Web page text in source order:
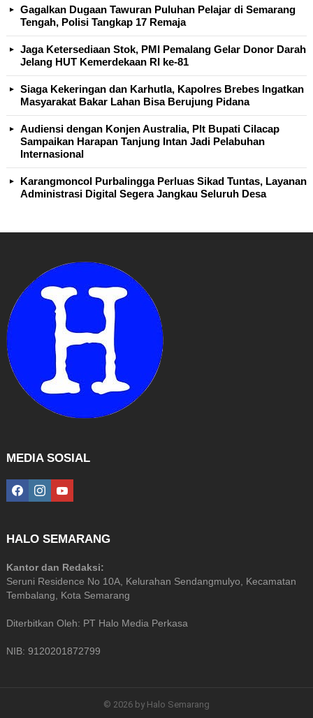
Gagalkan Dugaan Tawuran Puluhan Pelajar di Semarang
Tengah, Polisi Tangkap 17 Remaja
Jaga Ketersediaan Stok, PMI Pemalang Gelar Donor Darah
Jelang HUT Kemerdekaan RI ke-81
Siaga Kekeringan dan Karhutla, Kapolres Brebes Ingatkan
Masyarakat Bakar Lahan Bisa Berujung Pidana
Audiensi dengan Konjen Australia, Plt Bupati Cilacap
Sampaikan Harapan Tanjung Intan Jadi Pelabuhan
Internasional
Karangmoncol Purbalingga Perluas Sikad Tuntas, Layanan
Administrasi Digital Segera Jangkau Seluruh Desa
MEDIA SOSIAL
facebookinstagramyoutube
HALO SEMARANG
Kantor dan Redaksi:
Seruni Residence No 10A, Kelurahan Sendangmulyo, Kecamatan
Tembalang, Kota Semarang
Diterbitkan Oleh: PT Halo Media Perkasa
NIB: 9120201872799
© 2026 by Halo Semarang